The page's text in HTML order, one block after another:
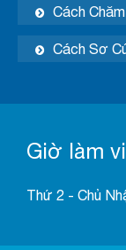
Cách
Cách Sơ
Giờ làm
Thứ 2 - Chủ